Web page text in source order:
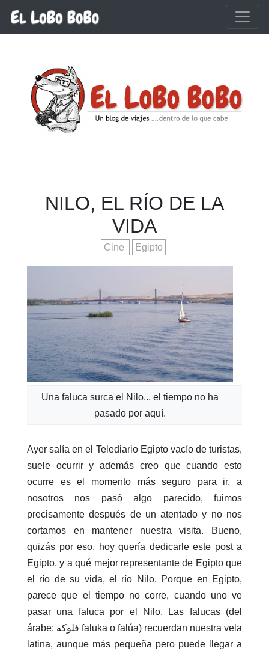
Ir al contenido principal
NILO, EL RÍO DE LA
VIDA
Cine Egipto
Una faluca surca el Nilo... el tiempo no ha
pasado por aquí.
Ayer salía en el Telediario Egipto vacío de turistas,
suele ocurrir y además creo que cuando esto
ocurre es el momento más seguro para ir, a
nosotros nos pasó algo parecido, fuimos
precisamente después de un atentado y no nos
cortamos en mantener nuestra visita. Bueno,
quizás por eso, hoy quería dedicarle este post a
Egipto, y a qué mejor representante de Egipto que
el río de su vida, el río Nilo. Porque en Egipto,
parece que el tiempo no corre, cuando uno ve
pasar una faluca por el Nilo. Las falucas (del
árabe: فلوکه faluka o falúa) recuerdan nuestra vela
latina, aunque más pequeña pero puede llegar a